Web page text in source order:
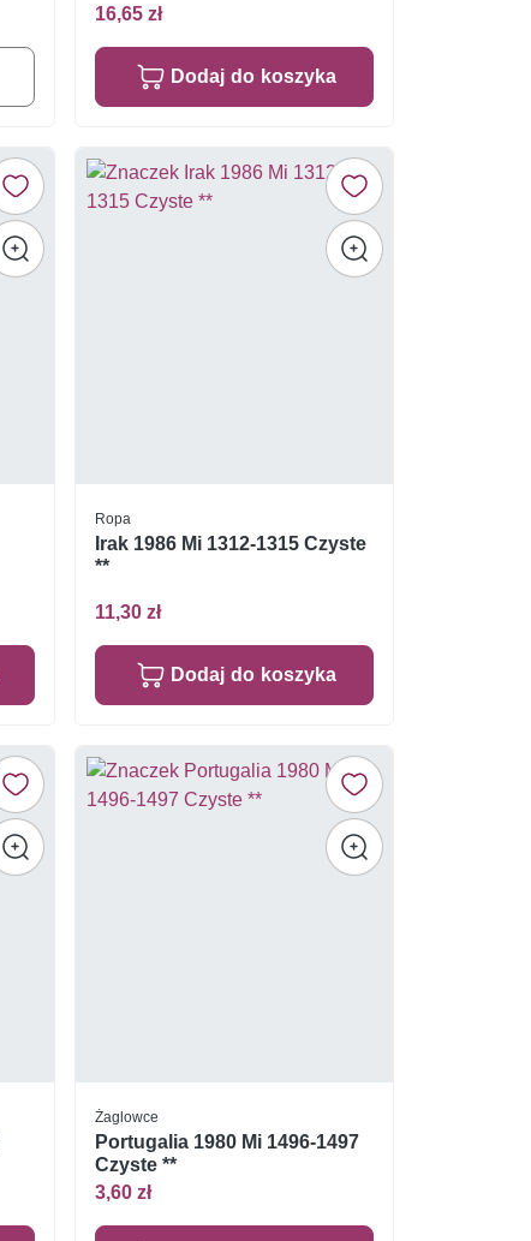
16,65 zł
Dodaj do koszyka
Ropa
Irak 1986 Mi 1312-1315 Czyste
**
11,30 zł
Dodaj do koszyka
Żaglowce
Portugalia 1980 Mi 1496-1497
Czyste **
3,60 zł